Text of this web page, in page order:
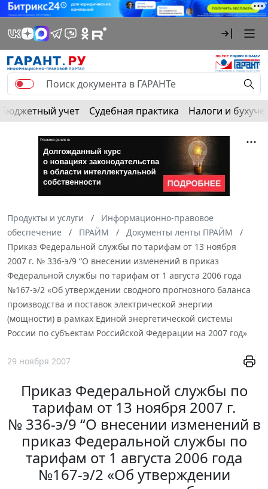
Бюджетный учет Судебная практика Налоги и
Продукты и услуги
Информационно-правовое
обеспечение
ПРАЙМ
Документы ленты ПРАЙМ
Приказ Федеральной службы по тарифам от 13 ноября
2007 г. № 336-э/9 “О внесении изменений в приказ
Федеральной службы по тарифам от 1 августа 2006 года
№167-э/2 «Об утверждении сводного прогнозного баланса
производства и поставок электрической энергии
(мощности) в рамках Единой энергетической системы
России по субъектам Российской Федерации на 2007 год»
29 ноября 2007
Приказ Федеральной службы по
тарифам от 13 ноября 2007 г.
№ 336-э/9 “О внесении изменений в
приказ Федеральной службы по
тарифам от 1 августа 2006 года
№167-э/2 «Об утверждении